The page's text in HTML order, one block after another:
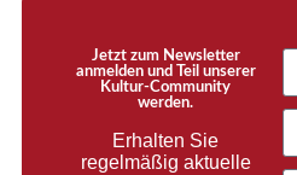
Jetzt zum Newsletter
anmelden und Teil unserer
Kultur-Community
werden.
Erhalten Sie
regelmäßig aktuelle